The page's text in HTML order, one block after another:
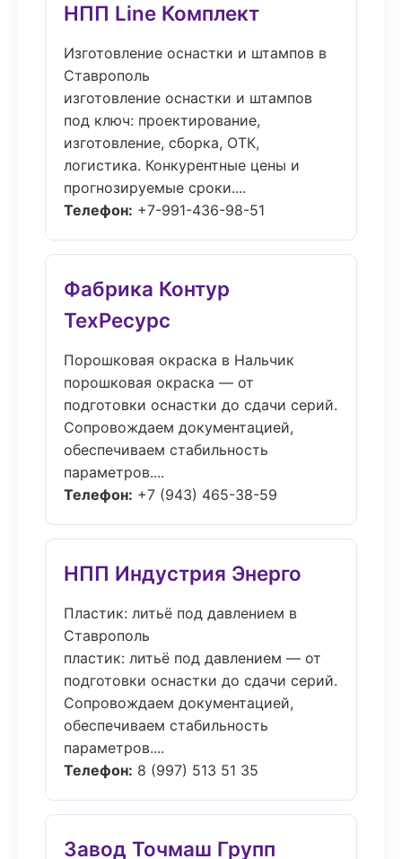
НПП Line Комплект
Изготовление оснастки и штампов в
Ставрополь
изготовление оснастки и штампов
под ключ: проектирование,
изготовление, сборка, ОТК,
логистика. Конкурентные цены и
прогнозируемые сроки....
Телефон: +7-991-436-98-51
Фабрика Контур
ТехРесурс
Порошковая окраска в Нальчик
порошковая окраска — от
подготовки оснастки до сдачи серий.
Сопровождаем документацией,
обеспечиваем стабильность
параметров....
Телефон: +7 (943) 465-38-59
НПП Индустрия Энерго
Пластик: литьё под давлением в
Ставрополь
пластик: литьё под давлением — от
подготовки оснастки до сдачи серий.
Сопровождаем документацией,
обеспечиваем стабильность
параметров....
Телефон: 8 (997) 513 51 35
Завод Точмаш Групп